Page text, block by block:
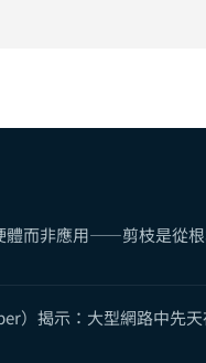
體而非應用——剪枝是從
）揭示：大型網路中先